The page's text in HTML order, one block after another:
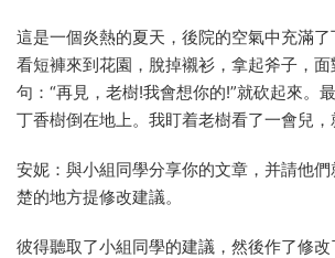
這是一個炎熱的夏天，後院的空氣中充滿
看短褲來到花園，脫掉襯衫，拿起斧子，面
句：“再見，老樹!我會想你的!”就砍起來。
丁香樹倒在地上。我盯着老樹看了一會兒，
安妮：與小組同學分享你的文章，并請他
楚的地方提修改建議。
彼得聽取了小組同學的建議，然後作了修改